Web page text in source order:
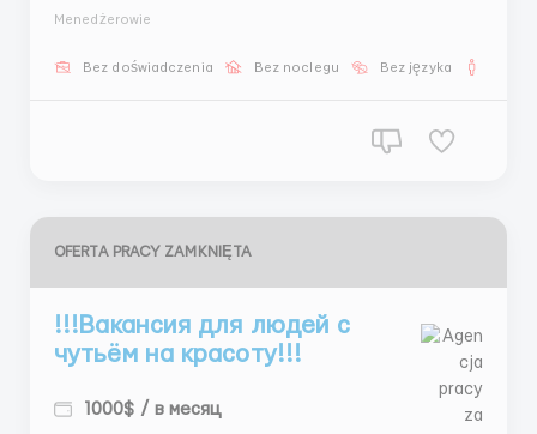
амбициозная — эта работа для тебя! Что мы от тебя
Отбор идеальных фото 🩵 Объяснение условий и
Menedżerowie
Bez doświadczenia Bez noclegu Bez języka
OFERTA PRACY ZAMKNIĘTA
!!!Вакансия для людей с
чутьём на красоту!!!
1000$ / в месяц